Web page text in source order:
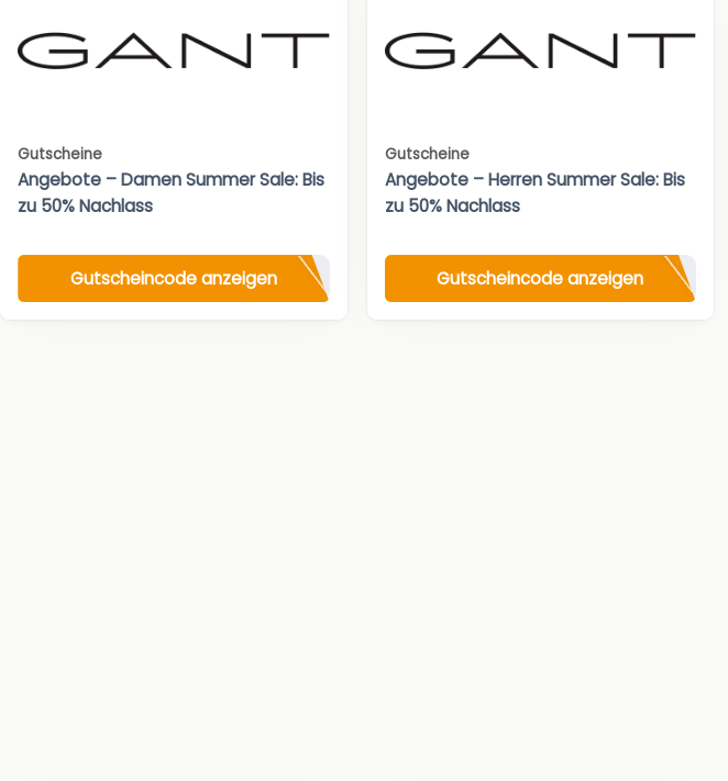
Gutscheine
Angebote – Damen Summer Sale: Bis
zu 50% Nachlass
Gutscheincode anzeigen
Gutscheine
Angebote – Herren Summer Sale: Bis
zu 50% Nachlass
Gutscheincode anzeigen